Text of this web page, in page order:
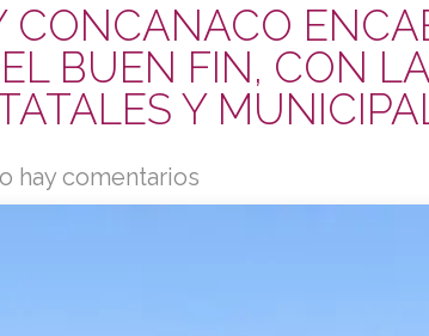
CONCANACO
BUEN FIN, CON LA
Y
hay comentarios